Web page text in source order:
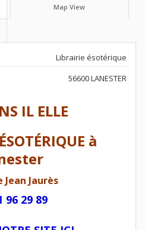
Map View
Librairie ésotérique
56600 LANESTER
IL ELLE
à
Jean Jaurès
96 29 89